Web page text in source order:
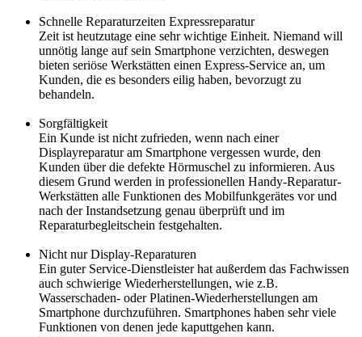
Schnelle Reparaturzeiten Expressreparatur
Zeit ist heutzutage eine sehr wichtige Einheit. Niemand will
unnötig lange auf sein Smartphone verzichten, deswegen
bieten seriöse Werkstätten einen Express-Service an, um
Kunden, die es besonders eilig haben, bevorzugt zu
behandeln.
Sorgfältigkeit
Ein Kunde ist nicht zufrieden, wenn nach einer
Displayreparatur am Smartphone vergessen wurde, den
Kunden über die defekte Hörmuschel zu informieren. Aus
diesem Grund werden in professionellen Handy-Reparatur-
Werkstätten alle Funktionen des Mobilfunkgerätes vor und
nach der Instandsetzung genau überprüft und im
Reparaturbegleitschein festgehalten.
Nicht nur Display-Reparaturen
Ein guter Service-Dienstleister hat außerdem das Fachwissen
auch schwierige Wiederherstellungen, wie z.B.
Wasserschaden- oder Platinen-Wiederherstellungen am
Smartphone durchzuführen. Smartphones haben sehr viele
Funktionen von denen jede kaputtgehen kann.